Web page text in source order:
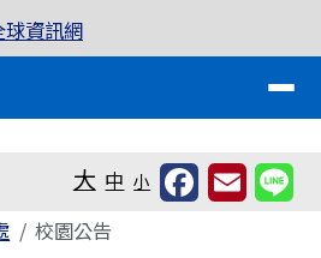
學全球資訊網
大 中 小
校園公告